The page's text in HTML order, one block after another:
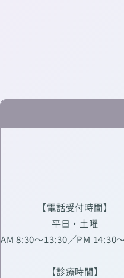
【電話受付時間】
平日・土曜
AM 8:30～13:30／PM 14:30
【診療時間】